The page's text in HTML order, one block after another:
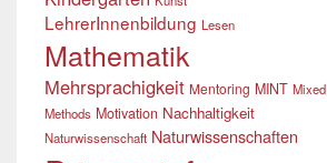
LehrerInnenbildung Lesen
Mathematik
Mehrsprachigkeit Mentoring MINT Mixed
Methods Motivation Nachhaltigkeit
Naturwissenschaft Naturwissenschaften